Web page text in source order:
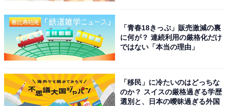
花巻温泉郷 山の神温泉 優香苑（画像：「花巻温泉郷 山の神温泉 優香苑」公
「花巻温泉郷 山の神温泉 優香苑」は、宮大工が手掛けた
格子模様の格天井など巧みな細工が施された木のぬくも
「青春18きっぷ」販売激減の裏
に何が？ 連続利用の厳格化だけ
ではない「本当の理由」
「移民」に冷たいのはどっちな
のか？ スイスの厳格過ぎる学歴
選別と、日本の曖昧過ぎる外国